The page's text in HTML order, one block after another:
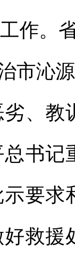
作。
市沁
、教
书记
要求
救援